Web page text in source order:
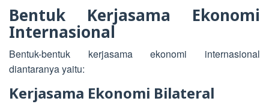
Bentuk Kerjasama Ekonomi
Internasional
Bentuk-bentuk kerjasama ekonomi internasional
diantaranya yaitu:
Kerjasama Ekonomi Bilateral